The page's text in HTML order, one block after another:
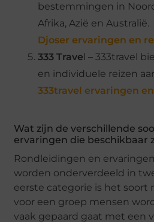
bestemmingen in
Afrika, Azië en Australië.
Djoser ervaringen en
333 Trave l – 333travel
en individuele reizen
333travel ervaringen
Wat zijn de verschillende
ervaringen die beschikbaar
Rondleidingen en
worden onderverdeeld in
eerste categorie is het soort
voor een groep mensen
vaak gepaard gaat met een